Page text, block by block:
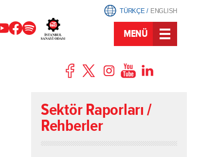
TÜRKÇE/ ENGLISH
MENÜ
Sektör Raporları /
Rehberler